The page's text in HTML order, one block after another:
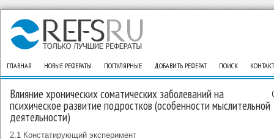
ГЛАВНАЯ НОВЫЕ РЕФЕРАТЫ ПОПУЛЯРНЫЕ ДОБАВИТЬ РЕФЕРАТ ПОИСК
Влияние хронических соматических заболеваний на
психическое развитие подростков (особенности мыслительной
деятельности)
2.1 Констатирующий эксперимент